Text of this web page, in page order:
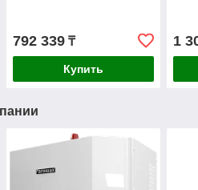
792 339₸
Купить
1